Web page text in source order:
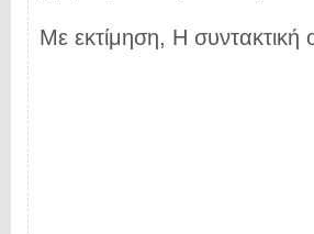
Με εκτίμηση, Η